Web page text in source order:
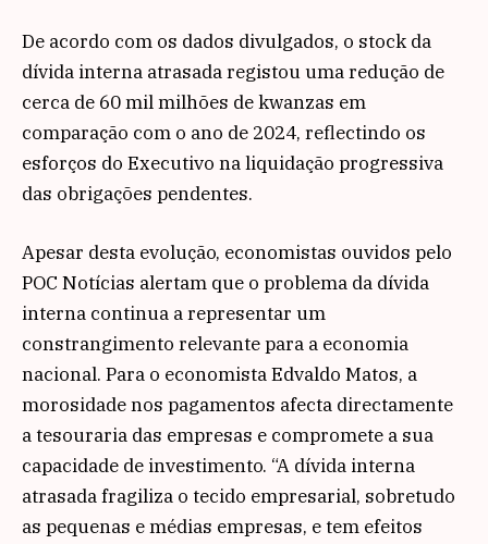
De acordo com os dados divulgados, o stock da
dívida interna atrasada registou uma redução de
cerca de 60 mil milhões de kwanzas em
comparação com o ano de 2024, reflectindo os
esforços do Executivo na liquidação progressiva
das obrigações pendentes.
Apesar desta evolução, economistas ouvidos pelo
POC Notícias alertam que o problema da dívida
interna continua a representar um
constrangimento relevante para a economia
nacional. Para o economista Edvaldo Matos, a
morosidade nos pagamentos afecta directamente
a tesouraria das empresas e compromete a sua
capacidade de investimento. “A dívida interna
atrasada fragiliza o tecido empresarial, sobretudo
as pequenas e médias empresas, e tem efeitos